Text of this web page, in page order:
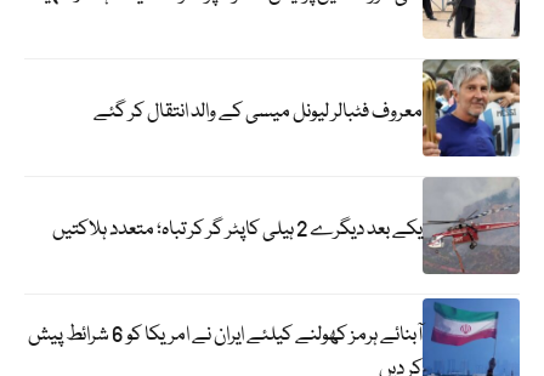
معروف فٹبالر لیونل میسی کے والد انتقال کر گئے
یکے بعد دیگرے 2 ہیلی کاپٹر گر کر تباہ؛ متعدد ہلاکتیں
آبنائے ہرمز کھولنے کیلئے ایران نے امریکا کو 6 شرائط پیش
کر دیں